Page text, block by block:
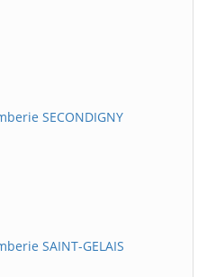
SECONDIGNY
SAINT-GELAIS